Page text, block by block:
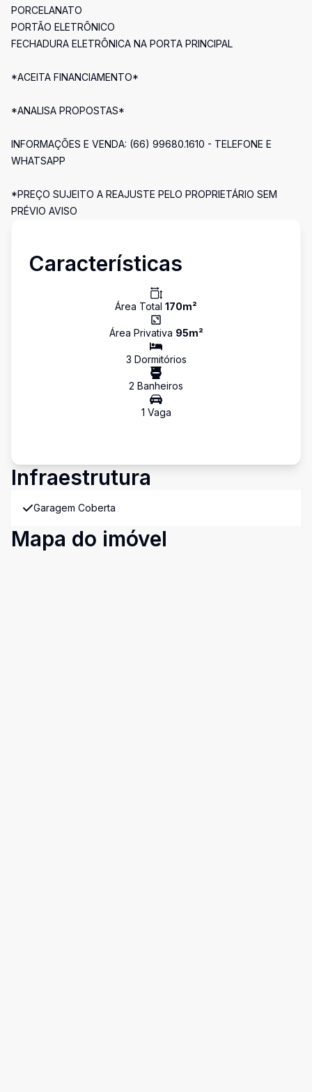
PORCELANATO
PORTÃO ELETRÔNICO
FECHADURA ELETRÔNICA NA PORTA PRINCIPAL
*ACEITA FINANCIAMENTO*
*ANALISA PROPOSTAS*
INFORMAÇÕES E VENDA: (66) 99680.1610 - TELEFONE E
WHATSAPP
*PREÇO SUJEITO A REAJUSTE PELO PROPRIETÁRIO SEM
PRÉVIO AVISO
Características
Área Total 170m²
Área Privativa 95m²
3 Dormitórios
2 Banheiros
1 Vaga
Infraestrutura
Garagem Coberta
Mapa do imóvel